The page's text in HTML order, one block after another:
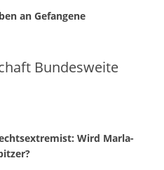
an Gefangene
Bundesweite
Wird Marla-